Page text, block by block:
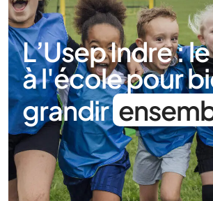
L’Usep Indre :
à l'école pour
grandir